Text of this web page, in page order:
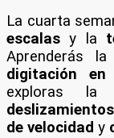
La cuarta
escalas y la
Aprenderás
digitación en
exploras
deslizamientos
de velocidad y